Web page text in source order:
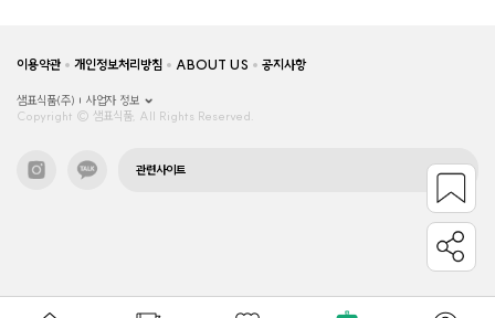
이용약관 개인정보처리방침 ABOUT US 공지사항
샘표식품(주)
사업자 정보
Copyright © 샘표식품, All Rights Reserved.
관련사이트